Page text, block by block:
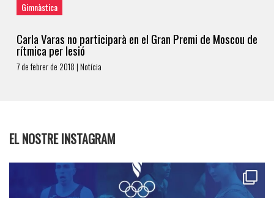
Gimnàstica
Carla Varas no participarà en el Gran Premi de Moscou de
rítmica per lesió
7 de febrer de 2018 | Notícia
EL NOSTRE INSTAGRAM